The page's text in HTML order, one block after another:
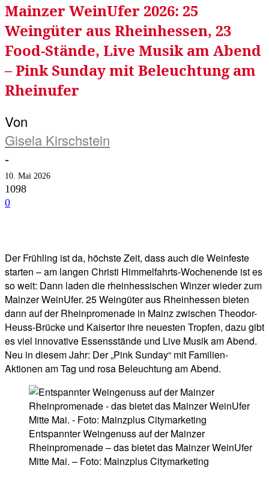
Mainzer WeinUfer 2026: 25
Weingüter aus Rheinhessen, 23
Food-Stände, Live Musik am Abend
– Pink Sunday mit Beleuchtung am
Rheinufer
Von
Gisela Kirschstein
-
10. Mai 2026
1098
0
Der Frühling ist da, höchste Zeit, dass auch die Weinfeste
starten – am langen Christi Himmelfahrts-Wochenende ist es
so weit: Dann laden die rheinhessischen Winzer wieder zum
Mainzer WeinUfer. 25 Weingüter aus Rheinhessen bieten
dann auf der Rheinpromenade in Mainz zwischen Theodor-
Heuss-Brücke und Kaisertor ihre neuesten Tropfen, dazu gibt
es viel innovative Essensstände und Live Musik am Abend.
Neu in diesem Jahr: Der „Pink Sunday“ mit Familien-
Aktionen am Tag und rosa Beleuchtung am Abend.
Entspannter Weingenuss auf der Mainzer
Rheinpromenade – das bietet das Mainzer WeinUfer
Mitte Mai. – Foto: Mainzplus Citymarketing